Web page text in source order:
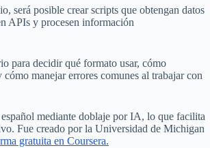
será posible crear scripts que obtengan datos
APIs y procesen información
para decidir qué formato usar, cómo
cómo manejar errores comunes al trabajar con
mediante doblaje por IA, lo que facilita
Fue creado por la Universidad de Michigan
gratuita en Coursera.